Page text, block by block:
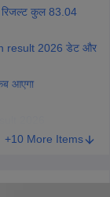
रिजल्ट कुल 83.04
result 2026 डेट और
आएगा
+10 More Items